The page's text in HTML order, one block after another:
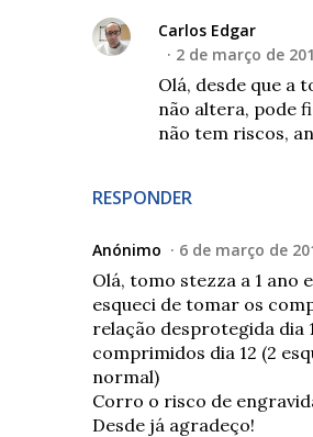
RESPONDER
Carlos Edgar
2 de março de
Olá, desde que a
não altera, pode
não tem riscos,
Anónimo 6 de março de
Olá, tomo stezza a 1 ano
esqueci de tomar os
relação desprotegida dia
comprimidos dia 12 (2
normal)
Corro o risco de
Desde já agradeço!